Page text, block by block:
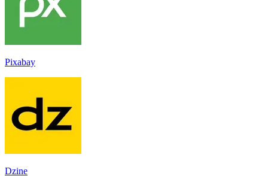
Pixabay
Dzine